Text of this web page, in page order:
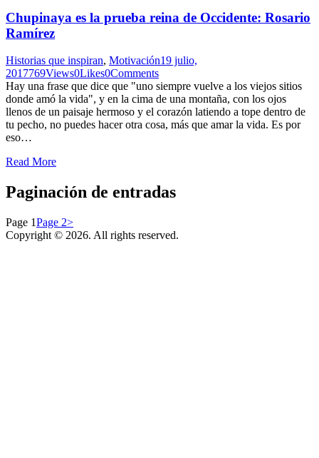
Chupinaya es la prueba reina de Occidente: Rosario
Ramírez
Historias que inspiran, Motivación19 julio,
2017769Views0Likes0Comments
Hay una frase que dice que "uno siempre vuelve a los viejos sitios
donde amó la vida", y en la cima de una montaña, con los ojos
llenos de un paisaje hermoso y el corazón latiendo a tope dentro de
tu pecho, no puedes hacer otra cosa, más que amar la vida. Es por
eso…
Read More
Paginación de entradas
Page 1Page 2>
Copyright © 2026. All rights reserved.